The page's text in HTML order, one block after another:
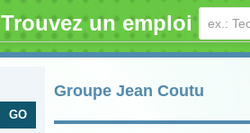
Trouvez un emploi
Groupe Jean Coutu